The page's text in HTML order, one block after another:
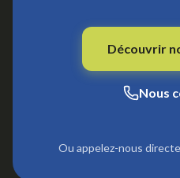
Découvrir
Nous
Ou appelez-nous